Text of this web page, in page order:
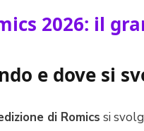
e dove si
di Romics si